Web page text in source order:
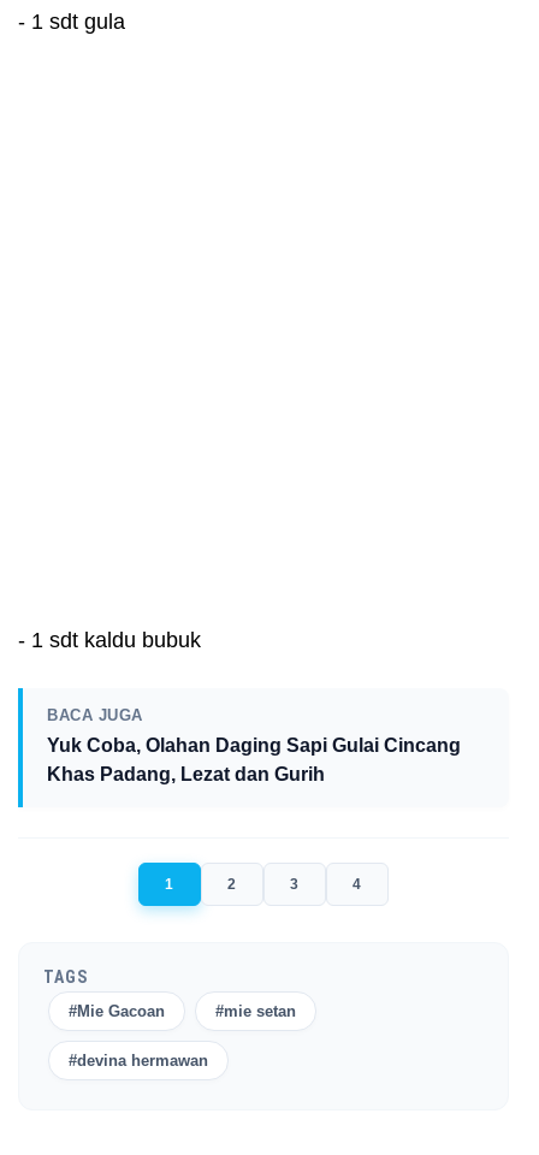
- 1 sdt gula
- 1 sdt kaldu bubuk
BACA JUGA
Yuk Coba, Olahan Daging Sapi Gulai Cincang
Khas Padang, Lezat dan Gurih
1 2 3 4
TAGS
#Mie Gacoan #mie setan
#devina hermawan